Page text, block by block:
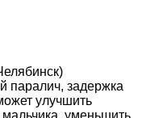
паралич, задержка
улучшить
мальчика, уменьшить